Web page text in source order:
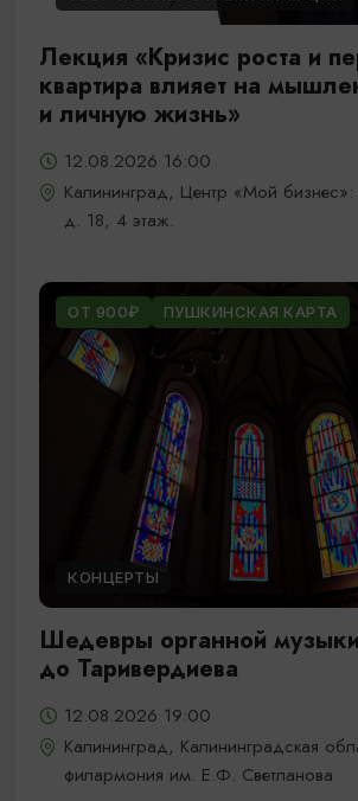
Лекция «Кризис роста и
квартира влияет на
и личную жизнь»
12.08.2026 16:00
Калининград, Центр «Мой бизнес»:
д. 18, 4 этаж.
ОТ 900₽ ПУШКИНСКАЯ КАРТА
КОНЦЕРТЫ
Шедевры органной
до Таривердиева
12.08.2026 19:00
Калининград, Калининградская
филармония им. Е.Ф. Светланова